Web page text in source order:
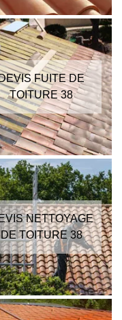
FUITE DE
TOITURE 38
NETTOYAGE
DE TOITURE 38